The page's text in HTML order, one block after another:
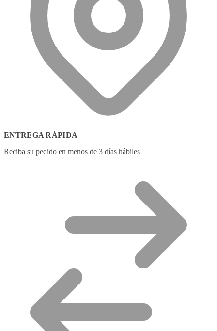
ENTREGA RÁPIDA
Reciba su pedido en menos de 3 días hábiles